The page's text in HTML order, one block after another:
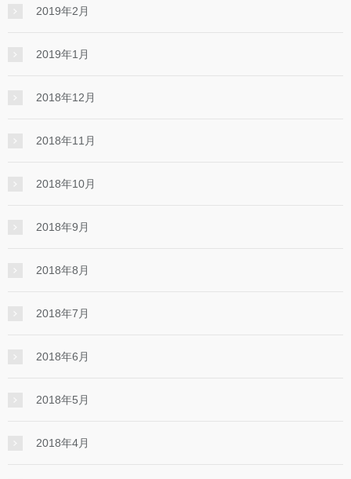
2019年2月
2019年1月
2018年12月
2018年11月
2018年10月
2018年9月
2018年8月
2018年7月
2018年6月
2018年5月
2018年4月